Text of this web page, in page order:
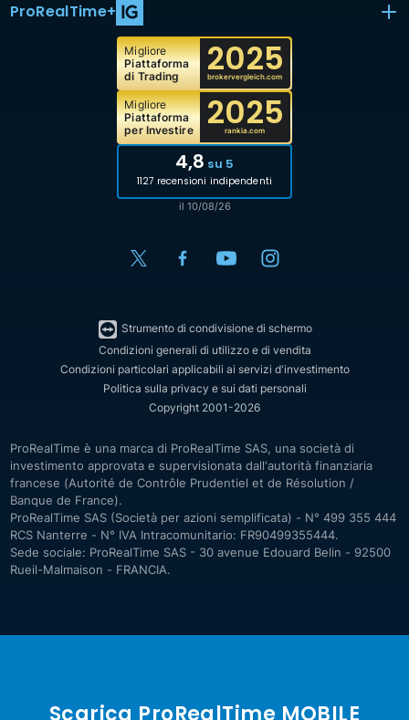
ProRealTime+
Migliore
Piattaforma
di Trading
2025
brokervergleich.com
Migliore
Piattaforma
per Investire
2025
rankia.com
4,8 su 5
1127 recensioni indipendenti
il 10/08/26
Strumento di condivisione di schermo
Condizioni generali di utilizzo e di vendita
Condizioni particolari applicabili ai servizi d'investimento
Politica sulla privacy e sui dati personali
Copyright 2001-2026
ProRealTime è una marca di ProRealTime SAS, una società di
investimento approvata e supervisionata dall'autorità finanziaria
francese (Autorité de Contrôle Prudentiel et de Résolution /
Banque de France).
ProRealTime SAS (Società per azioni semplificata) - N° 499 355 444
RCS Nanterre - N° IVA Intracomunitario: FR90499355444.
Sede sociale: ProRealTime SAS - 30 avenue Edouard Belin - 92500
Rueil-Malmaison - FRANCIA.
Scarica ProRealTime MOBILE